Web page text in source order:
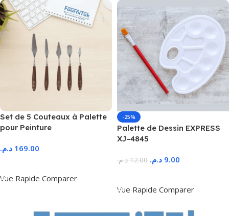
Set de 5 Couteaux à Palette
pour Peinture
169.00 د.م.
Vue Rapide Comparer
-25%
Palette de Dessin EXPRESS
XJ-4845
12.00 د.م. 9.00 د.م.
Vue Rapide Comparer